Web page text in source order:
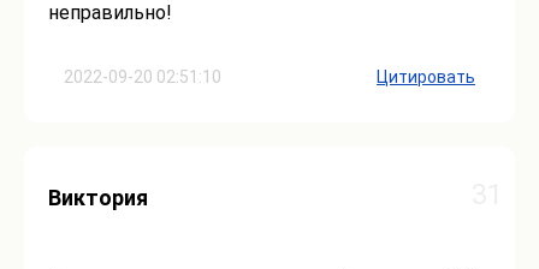
2022-09-20 02:51:10
неправильно!
Цитировать
Виктория